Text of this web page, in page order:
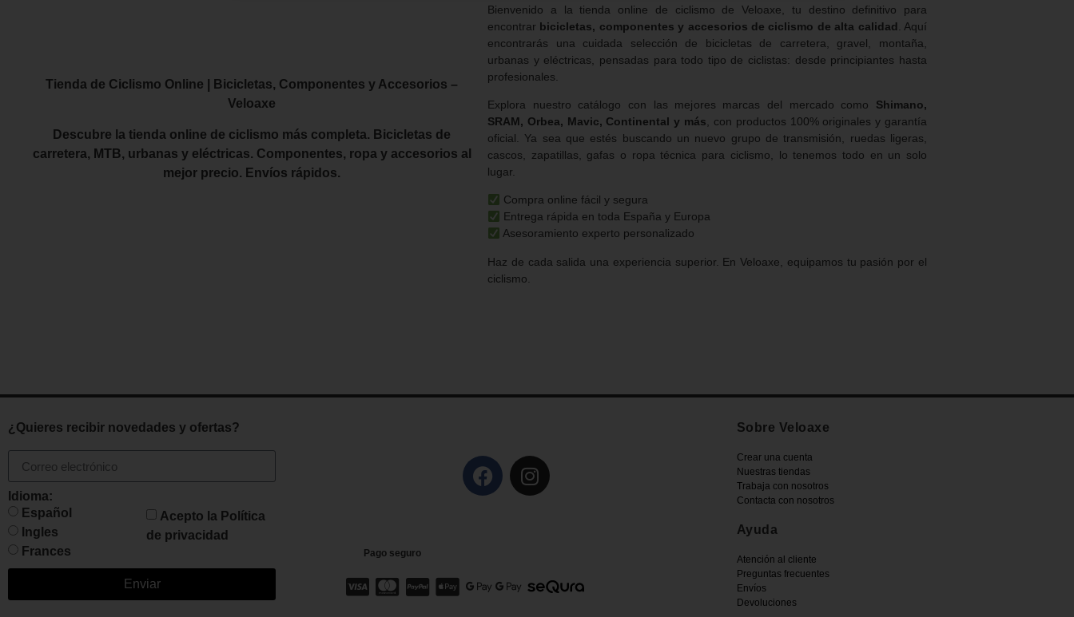
Tienda de Ciclismo Online | Bicicletas, Componentes y Accesorios –
Veloaxe
Descubre la tienda online de ciclismo más completa. Bicicletas de
carretera, MTB, urbanas y eléctricas. Componentes, ropa y accesorios al
mejor precio. Envíos rápidos.
Bienvenido a la tienda online de ciclismo de Veloaxe, tu destino definitivo para
encontrar bicicletas, componentes y accesorios de ciclismo de alta calidad . Aquí
encontrarás una cuidada selección de bicicletas de carretera, gravel, montaña,
urbanas y eléctricas, pensadas para todo tipo de ciclistas: desde principiantes hasta
profesionales.
Explora nuestro catálogo con las mejores marcas del mercado como Shimano,
SRAM, Orbea, Mavic, Continental y más , con productos 100% originales y garantía
oficial. Ya sea que estés buscando un nuevo grupo de transmisión, ruedas ligeras,
cascos, zapatillas, gafas o ropa técnica para ciclismo, lo tenemos todo en un solo
lugar.
Compra online fácil y segura
Entrega rápida en toda España y Europa
Asesoramiento experto personalizado
Haz de cada salida una experiencia superior. En Veloaxe, equipamos tu pasión por el
ciclismo.
¿Quieres recibir novedades y ofertas?
Idioma:
Español
Ingles
Frances
Acepto la Política
de privacidad
Enviar
Pago seguro
Sobre Veloaxe
Crear una cuenta
Nuestras tiendas
Trabaja con nosotros
Contacta con nosotros
Ayuda
Atención al cliente
Preguntas frecuentes
Envíos
Devoluciones